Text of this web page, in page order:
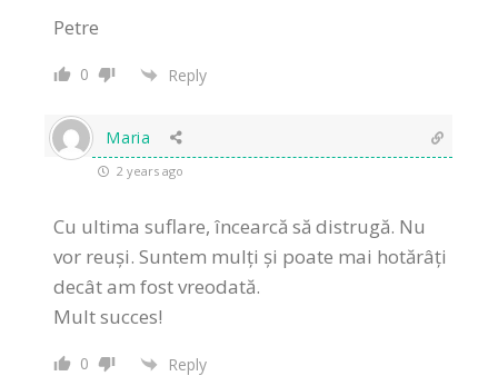
Petre
0 Reply
Maria
2 years ago
Cu ultima suflare, încearcă să distrugă. Nu
vor reuși. Suntem mulți și poate mai hotărâți
decât am fost vreodată.
Mult succes!
0 Reply